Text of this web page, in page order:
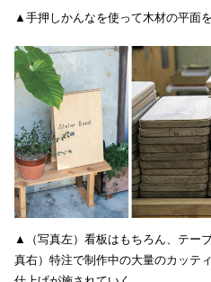
▲手押しかんなを使って木材の平面
▲（写真左）看板はもちろん、テー
真右）特注で制作中の大量のカッテ